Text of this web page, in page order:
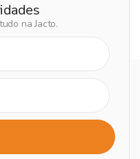
na Jacto.